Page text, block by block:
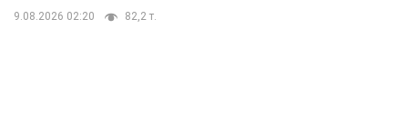
9.08.2026 02:20 82,2 т.